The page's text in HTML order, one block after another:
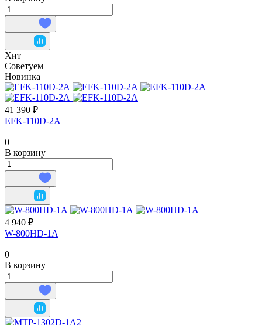
Хит
Советуем
Новинка
41 390 ₽
EFK-110D-2A
0
В корзину
4 940 ₽
W-800HD-1A
0
В корзину